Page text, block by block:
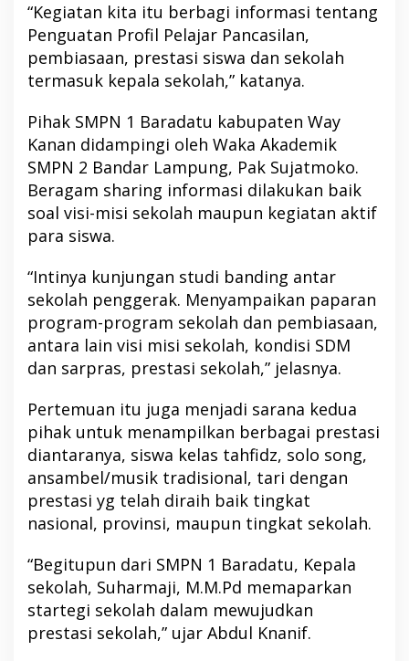
“Kegiatan kita itu berbagi informasi tentang
Penguatan Profil Pelajar Pancasilan,
pembiasaan, prestasi siswa dan sekolah
termasuk kepala sekolah,” katanya.
Pihak SMPN 1 Baradatu kabupaten Way
Kanan didampingi oleh Waka Akademik
SMPN 2 Bandar Lampung, Pak Sujatmoko.
Beragam sharing informasi dilakukan baik
soal visi-misi sekolah maupun kegiatan aktif
para siswa.
“Intinya kunjungan studi banding antar
sekolah penggerak. Menyampaikan paparan
program-program sekolah dan pembiasaan,
antara lain visi misi sekolah, kondisi SDM
dan sarpras, prestasi sekolah,” jelasnya.
Pertemuan itu juga menjadi sarana kedua
pihak untuk menampilkan berbagai prestasi
diantaranya, siswa kelas tahfidz, solo song,
ansambel/musik tradisional, tari dengan
prestasi yg telah diraih baik tingkat
nasional, provinsi, maupun tingkat sekolah.
“Begitupun dari SMPN 1 Baradatu, Kepala
sekolah, Suharmaji, M.M.Pd memaparkan
startegi sekolah dalam mewujudkan
prestasi sekolah,” ujar Abdul Knanif.